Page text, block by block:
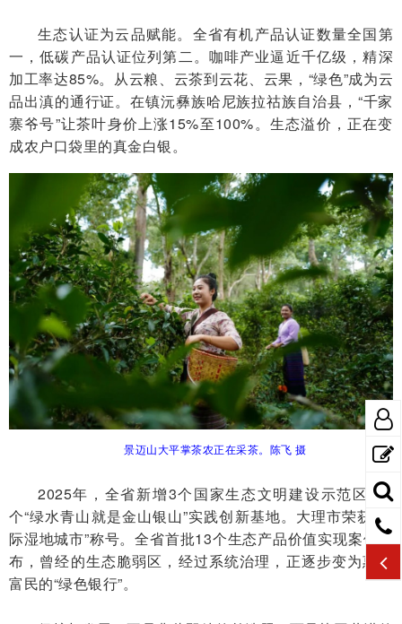
生态认证为云品赋能。全省有机产品认证数量全国第
一，低碳产品认证位列第二。咖啡产业逼近千亿级，精深
加工率达85%。从云粮、云茶到云花、云果，“绿色”成为云
品出滇的通行证。在镇沅彝族哈尼族拉祜族自治县，“千家
寨爷号”让茶叶身价上涨15%至100%。生态溢价，正在变
成农户口袋里的真金白银。
景迈山大平掌茶农正在采茶。陈飞 摄
2025年，全省新增3个国家生态文明建设示范区、4
个“绿水青山就是金山银山”实践创新基地。大理市荣获“国
际湿地城市”称号。全省首批13个生态产品价值实现案例发
布，曾经的生态脆弱区，经过系统治理，正逐步变为惠民
富民的“绿色银行”。